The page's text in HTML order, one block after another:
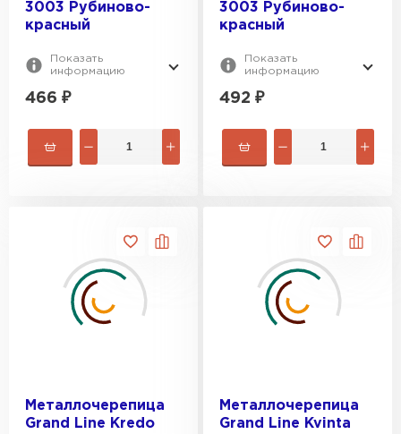
23.5
30
Гладкая
0.53
0.59
3003 Рубиново-
красный
Показать
информацию
466 ₽
3003 Рубиново-
красный
Показать
информацию
492 ₽
Металлочерепица
Grand Line Kredo
Металлочерепица
Grand Line Kvinta